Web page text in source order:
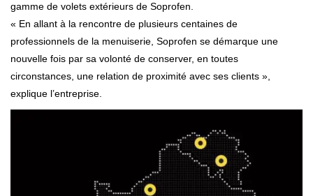
gamme de volets extérieurs de Soprofen.
« En allant à la rencontre de plusieurs centaines de
professionnels de la menuiserie, Soprofen se démarque une
nouvelle fois par sa volonté de conserver, en toutes
circonstances, une relation de proximité avec ses clients »,
explique l’entreprise.